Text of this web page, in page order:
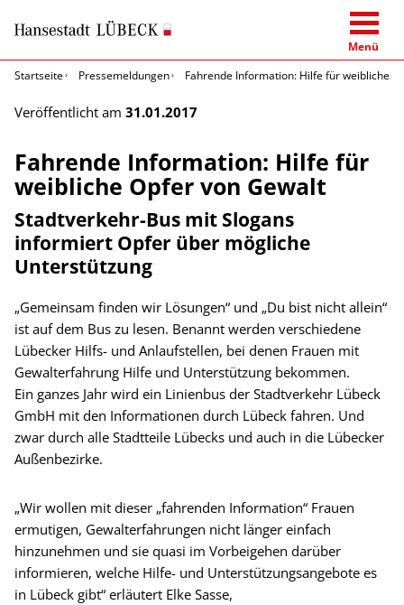
Menü
Startseite
Pressemeldungen Fahrende Information: Hilfe für weibliche
Veröffentlicht am 31.01.2017
Fahrende Information: Hilfe für
weibliche Opfer von Gewalt
Stadtverkehr-Bus mit Slogans
informiert Opfer über mögliche
Unterstützung
„Gemeinsam finden wir Lösungen“ und „Du bist nicht allein“
ist auf dem Bus zu lesen. Benannt werden verschiedene
Lübecker Hilfs- und Anlaufstellen, bei denen Frauen mit
Gewalterfahrung Hilfe und Unterstützung bekommen.
Ein ganzes Jahr wird ein Linienbus der Stadtverkehr Lübeck
GmbH mit den Informationen durch Lübeck fahren. Und
zwar durch alle Stadtteile Lübecks und auch in die Lübecker
Außenbezirke.
„Wir wollen mit dieser „fahrenden Information“ Frauen
ermutigen, Gewalterfahrungen nicht länger einfach
hinzunehmen und sie quasi im Vorbeigehen darüber
informieren, welche Hilfe- und Unterstützungsangebote es
in Lübeck gibt“ erläutert Elke Sasse,